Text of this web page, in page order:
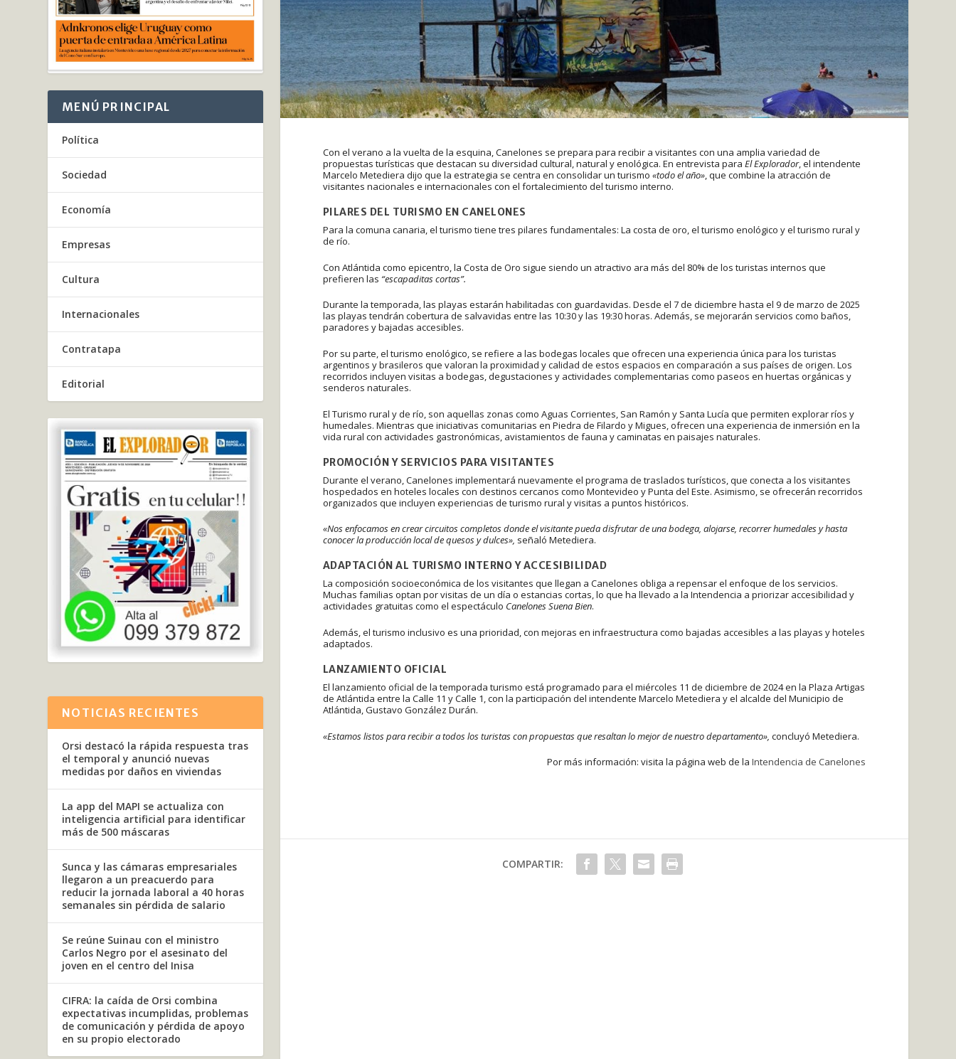
Con el verano a la vuelta de la esquina, Canelones se prepara para recibir a visitantes con una amplia variedad de
propuestas turísticas que destacan su diversidad cultural, natural y enológica. En entrevista para El Explorador, el intendente
Marcelo Metediera dijo que la estrategia se centra en consolidar un turismo «todo el año», que combine la atracción de
visitantes nacionales e internacionales con el fortalecimiento del turismo interno.
PILARES DEL TURISMO EN CANELONES
Para la comuna canaria, el turismo tiene tres pilares fundamentales: La costa de oro, el turismo enológico y el turismo rural y
de río.
Con Atlántida como epicentro, la Costa de Oro sigue siendo un atractivo ara más del 80% de los turistas internos que
prefieren las “escapaditas cortas”.
Durante la temporada, las playas estarán habilitadas con guardavidas. Desde el 7 de diciembre hasta el 9 de marzo de 2025
las playas tendrán cobertura de salvavidas entre las 10:30 y las 19:30 horas. Además, se mejorarán servicios como baños,
paradores y bajadas accesibles.
Por su parte, el turismo enológico, se refiere a las bodegas locales que ofrecen una experiencia única para los turistas
argentinos y brasileros que valoran la proximidad y calidad de estos espacios en comparación a sus países de origen. Los
recorridos incluyen visitas a bodegas, degustaciones y actividades complementarias como paseos en huertas orgánicas y
senderos naturales.
El Turismo rural y de río, son aquellas zonas como Aguas Corrientes, San Ramón y Santa Lucía que permiten explorar ríos y
humedales. Mientras que iniciativas comunitarias en Piedra de Filardo y Migues, ofrecen una experiencia de inmersión en la
vida rural con actividades gastronómicas, avistamientos de fauna y caminatas en paisajes naturales.
PROMOCIÓN Y SERVICIOS PARA VISITANTES
Durante el verano, Canelones implementará nuevamente el programa de traslados turísticos, que conecta a los visitantes
hospedados en hoteles locales con destinos cercanos como Montevideo y Punta del Este. Asimismo, se ofrecerán recorridos
organizados que incluyen experiencias de turismo rural y visitas a puntos históricos.
«Nos enfocamos en crear circuitos completos donde el visitante pueda disfrutar de una bodega, alojarse, recorrer humedales y hasta
conocer la producción local de quesos y dulces», señaló Metediera.
ADAPTACIÓN AL TURISMO INTERNO Y ACCESIBILIDAD
La composición socioeconómica de los visitantes que llegan a Canelones obliga a repensar el enfoque de los servicios.
Muchas familias optan por visitas de un día o estancias cortas, lo que ha llevado a la Intendencia a priorizar accesibilidad y
actividades gratuitas como el espectáculo Canelones Suena Bien.
Además, el turismo inclusivo es una prioridad, con mejoras en infraestructura como bajadas accesibles a las playas y hoteles
adaptados.
LANZAMIENTO OFICIAL
El lanzamiento oficial de la temporada turismo está programado para el miércoles 11 de diciembre de 2024 en la Plaza Artigas
de Atlántida entre la Calle 11 y Calle 1, con la participación del intendente Marcelo Metediera y el alcalde del Municipio de
Atlántida, Gustavo González Durán.
«Estamos listos para recibir a todos los turistas con propuestas que resaltan lo mejor de nuestro departamento», concluyó Metediera.
Por más información: visita la página web de la Intendencia de Canelones
COMPARTIR:
MENÚ PRINCIPAL
Política
Sociedad
Economía
Empresas
Cultura
Internacionales
Contratapa
Editorial
NOTICIAS RECIENTES
Orsi destacó la rápida respuesta tras
el temporal y anunció nuevas
medidas por daños en viviendas
La app del MAPI se actualiza con
inteligencia artificial para identificar
más de 500 máscaras
Sunca y las cámaras empresariales
llegaron a un preacuerdo para
reducir la jornada laboral a 40 horas
semanales sin pérdida de salario
Se reúne Suinau con el ministro
Carlos Negro por el asesinato del
joven en el centro del Inisa
CIFRA: la caída de Orsi combina
expectativas incumplidas, problemas
de comunicación y pérdida de apoyo
en su propio electorado